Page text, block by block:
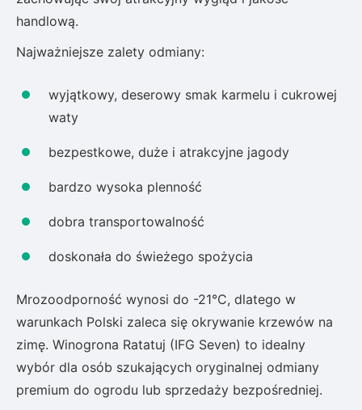
handlową.
Najważniejsze zalety odmiany:
wyjątkowy, deserowy smak karmelu i cukrowej
waty
bezpestkowe, duże i atrakcyjne jagody
bardzo wysoka plenność
dobra transportowalność
doskonała do świeżego spożycia
Mrozoodporność wynosi do -21°C, dlatego w
warunkach Polski zaleca się okrywanie krzewów na
zimę. Winogrona Ratatuj (IFG Seven) to idealny
wybór dla osób szukających oryginalnej odmiany
premium do ogrodu lub sprzedaży bezpośredniej.